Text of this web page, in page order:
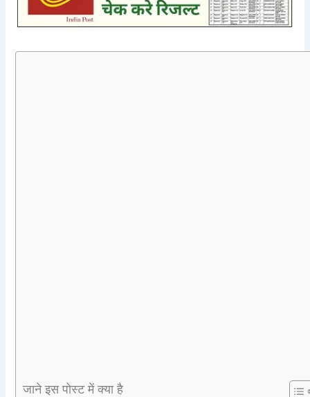
जाने इस पोस्ट में क्या है